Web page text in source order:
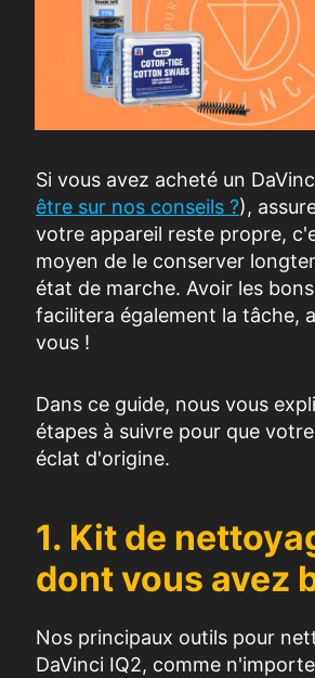
Si vous avez acheté un
être sur nos conseils ?),
votre appareil reste propre,
moyen de le conserver
état de marche. Avoir les
facilitera également la tâche,
vous !
Dans ce guide, nous vous
étapes à suivre pour que
éclat d'origine.
1. Kit de
dont vous avez
Nos principaux outils pour
DaVinci IQ2, comme